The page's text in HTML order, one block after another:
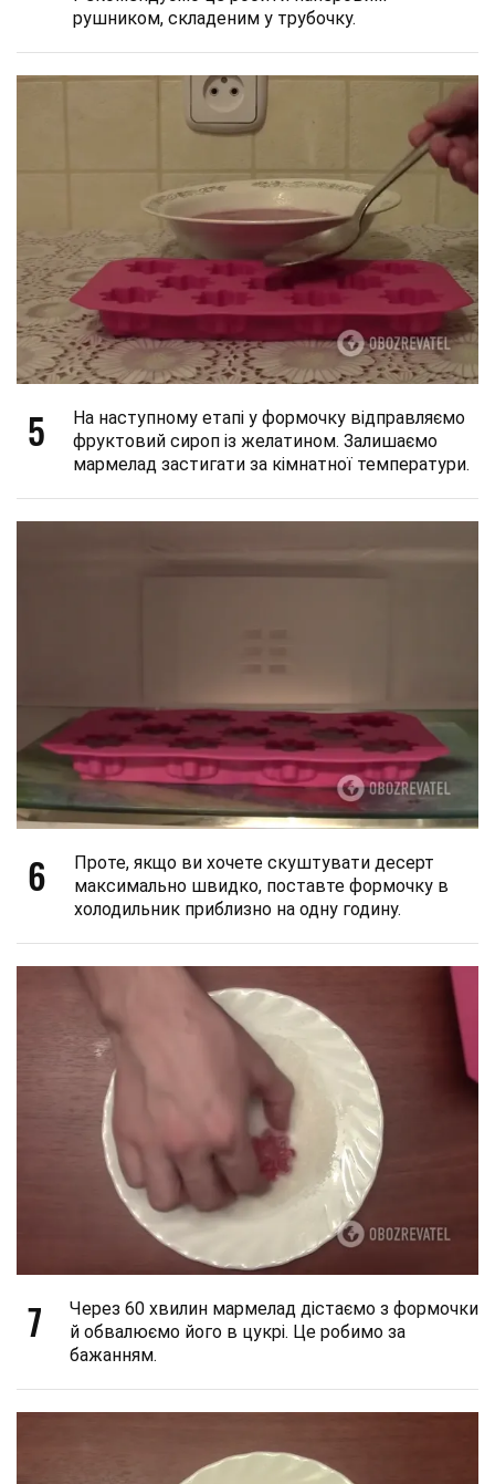
рушником, складеним у трубочку.
5
На наступному етапі у формочку відправляємо
фруктовий сироп із желатином. Залишаємо
мармелад застигати за кімнатної температури.
6
Проте, якщо ви хочете скуштувати десерт
максимально швидко, поставте формочку в
холодильник приблизно на одну годину.
7
Через 60 хвилин мармелад дістаємо з формочки
й обвалюємо його в цукрі. Це робимо за
бажанням.